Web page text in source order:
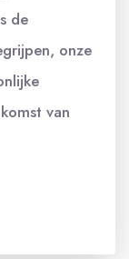
de
onze
van